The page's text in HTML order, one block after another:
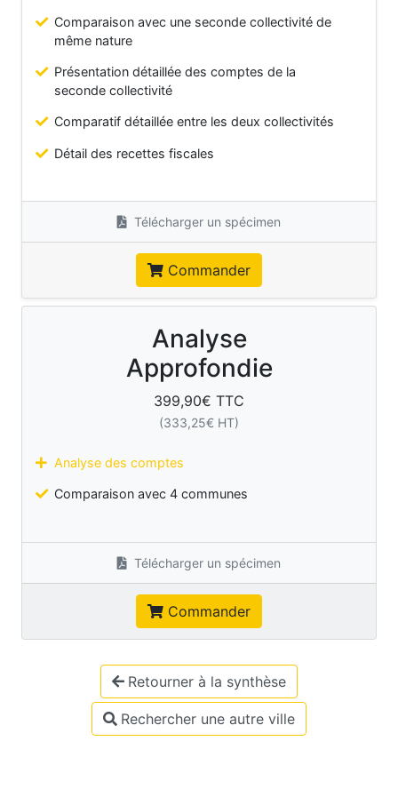
Comparaison avec une seconde collectivité de
même nature
Présentation détaillée des comptes de la
seconde collectivité
Comparatif détaillée entre les deux collectivités
Détail des recettes fiscales
Télécharger un spécimen
Commander
Analyse
Approfondie
399,90€ TTC
(333,25€ HT)
Analyse des comptes
Comparaison avec 4 communes
Télécharger un spécimen
Commander
Retourner à la synthèse
Rechercher une autre ville